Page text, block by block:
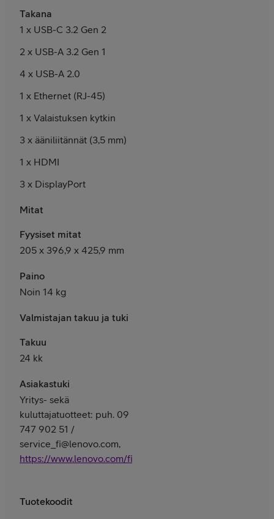
Takana
1 x USB-C 3.2 Gen 2
2 x USB-A 3.2 Gen 1
4 x USB-A 2.0
1 x Ethernet (RJ-45)
1 x Valaistuksen kytkin
3 x ääniliitännät (3,5 mm)
1 x HDMI
3 x DisplayPort
Mitat
Fyysiset mitat
205 x 396,9 x 425,9 mm
Paino
Noin 14 kg
Valmistajan takuu ja tuki
Takuu
24 kk
Asiakastuki
Yritys- sekä
kuluttajatuotteet: puh. 09
747 902 51 /
service_fi@lenovo.com,
https://www.lenovo.com/fi/fi/services
Tuotekoodit